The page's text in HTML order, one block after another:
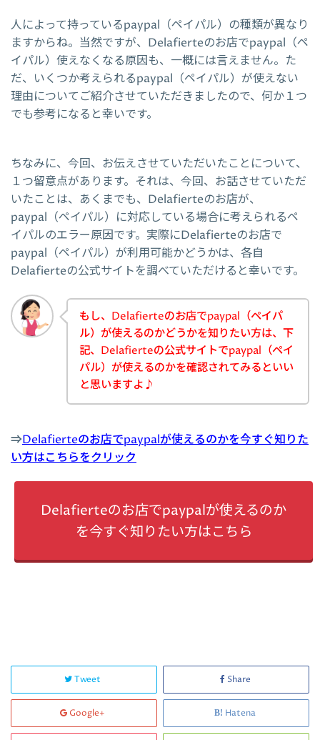
人によって持っているpaypal（ペイパル）の種類が異なり
ますからね。当然ですが、Delafierteのお店でpaypal（ペ
イパル）使えなくなる原因も、一概には言えません。た
だ、いくつか考えられるpaypal（ペイパル）が使えない
理由についてご紹介させていただきましたので、何か１つ
でも参考になると幸いです。
ちなみに、今回、お伝えさせていただいたことについて、
１つ留意点があります。それは、今回、お話させていただ
いたことは、あくまでも、Delafierteのお店が、
paypal（ペイパル）に対応している場合に考えられるペ
イパルのエラー原因です。実際にDelafierteのお店で
paypal（ペイパル）が利用可能かどうかは、各自
Delafierteの公式サイトを調べていただけると幸いです。
もし、Delafierteのお店でpaypal（ペイパ
ル）が使えるのかどうかを知りたい方は、下
記、Delafierteの公式サイトでpaypal（ペイ
パル）が使えるのかを確認されてみるといい
と思いますよ♪
⇒Delafierteのお店でpaypalが使えるのかを今すぐ知りた
い方はこちらをクリック
Delafierteのお店でpaypalが使えるのか
を今すぐ知りたい方はこちら
Tweet Share
Google+ Hatena